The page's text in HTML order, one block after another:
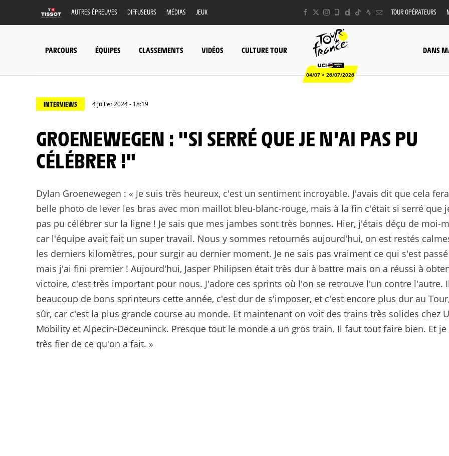
AUTRES ÉPREUVES DIFFUSEURS MÉDIAS JEUX TOUR OPÉRATEURS
PARCOURS ÉQUIPES CLASSEMENTS VIDÉOS CULTURE TOUR
04/07 > 26/07/2026
DANS
INTERVIEWS 4 juillet 2024 - 18:19
GROENEWEGEN : "SI SERRÉ QUE JE N'AI PAS PU
CÉLÉBRER !"
Dylan Groenewegen : « Je suis très heureux, c'est un sentiment incroyable. J'avais dit que cela
belle photo de lever les bras avec mon maillot bleu-blanc-rouge, mais à la fin c'était si serré que
pas pu célébrer sur la ligne ! Je sais que mes jambes sont très bonnes. Hier, j'étais déçu de moi-
car l'équipe avait fait un super travail. Nous y sommes retournés aujourd'hui, on est restés
les derniers kilomètres, pour surgir au dernier moment. Je ne sais pas vraiment ce qui s'est
mais j'ai fini premier ! Aujourd'hui, Jasper Philipsen était très dur à battre mais on a réussi à
victoire, c'est très important pour nous. J'adore ces sprints où l'on se retrouve l'un contre l'autre.
beaucoup de bons sprinteurs cette année, c'est dur de s'imposer, et c'est encore plus dur au
sûr, car c'est la plus grande course au monde. Et maintenant on voit des trains très solides chez
Mobility et Alpecin-Deceuninck. Presque tout le monde a un gros train. Il faut tout faire bien. Et je
très fier de ce qu'on a fait. »